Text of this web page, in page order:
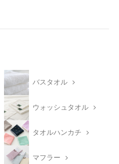
バスタオル
ウォッシュタオル
タオルハンカチ
マフラー